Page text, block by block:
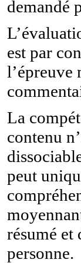
demandé
est par
l’épreuve
La
contenu
peut
résumé et
personne.